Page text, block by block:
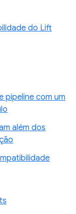
do Lift
pipeline com um
além dos